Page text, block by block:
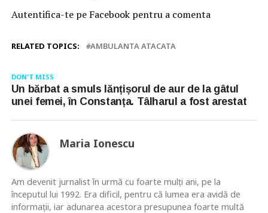
Autentifica-te pe Facebook pentru a comenta
RELATED TOPICS: AMBULANTA ATACATA
DON'T MISS
Un bărbat a smuls lănțișorul de aur de la gâtul
unei femei, în Constanța. Tâlharul a fost arestat
Maria Ionescu
Am devenit jurnalist în urmă cu foarte mulţi ani, pe la
începutul lui 1992. Era dificil, pentru că lumea era avidă de
informaţii, iar adunarea acestora presupunea foarte multă